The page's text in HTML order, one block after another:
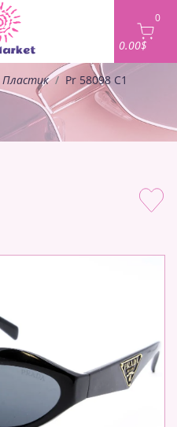
0
0.00$
Пластик Pr 58098 C1